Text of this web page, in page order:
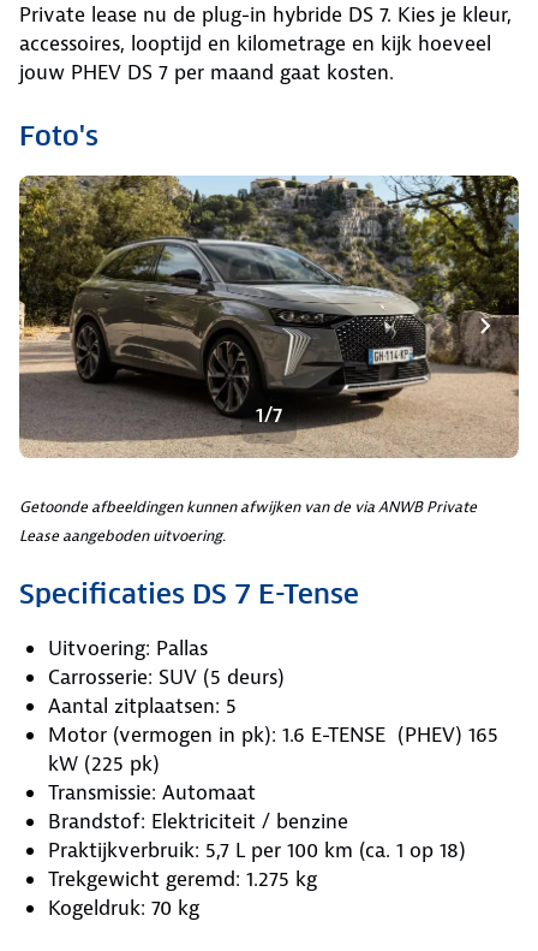
Private lease nu de plug-in hybride DS 7. Kies je kleur,
accessoires, looptijd en kilometrage en kijk hoeveel
jouw PHEV DS 7 per maand gaat kosten.
Foto's
1/7
Getoonde afbeeldingen kunnen afwijken van de via ANWB Private
Lease aangeboden uitvoering.
Specificaties DS 7 E-Tense
Uitvoering: Pallas
Carrosserie: SUV (5 deurs)
Aantal zitplaatsen: 5
Motor (vermogen in pk): 1.6 E-TENSE (PHEV) 165
kW (225 pk)
Transmissie: Automaat
Brandstof: Elektriciteit / benzine
Praktijkverbruik: 5,7 L per 100 km (ca. 1 op 18)
Trekgewicht geremd: 1.275 kg
Kogeldruk: 70 kg